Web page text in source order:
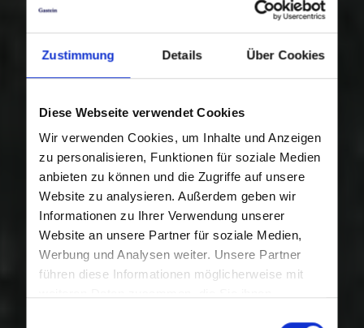
Zustimmung Details Über Cookies
Diese Webseite verwendet Cookies
Wir verwenden Cookies, um Inhalte und Anzeigen
zu personalisieren, Funktionen für soziale Medien
anbieten zu können und die Zugriffe auf unsere
Website zu analysieren. Außerdem geben wir
Informationen zu Ihrer Verwendung unserer
Website an unsere Partner für soziale Medien,
Werbung und Analysen weiter. Unsere Partner
führen diese Informationen möglicherweise mit